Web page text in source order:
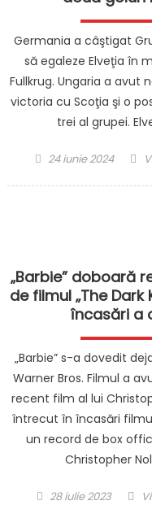
Germania a câştigat
să egaleze Elveţia în
Fullkrug. Ungaria a avut
victoria cu Scoţia şi o
trei al grupei.
Posted
24 iunie 2024
„Barbie” doboară
de filmul „The Dark
încasări a
„Barbie” s-a dovedit
Warner Bros. Filmul a
recent film al lui
întrecut în încasări filmul
un record de box
Christopher
Posted
28 iulie 2023